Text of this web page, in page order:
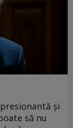
și
să nu